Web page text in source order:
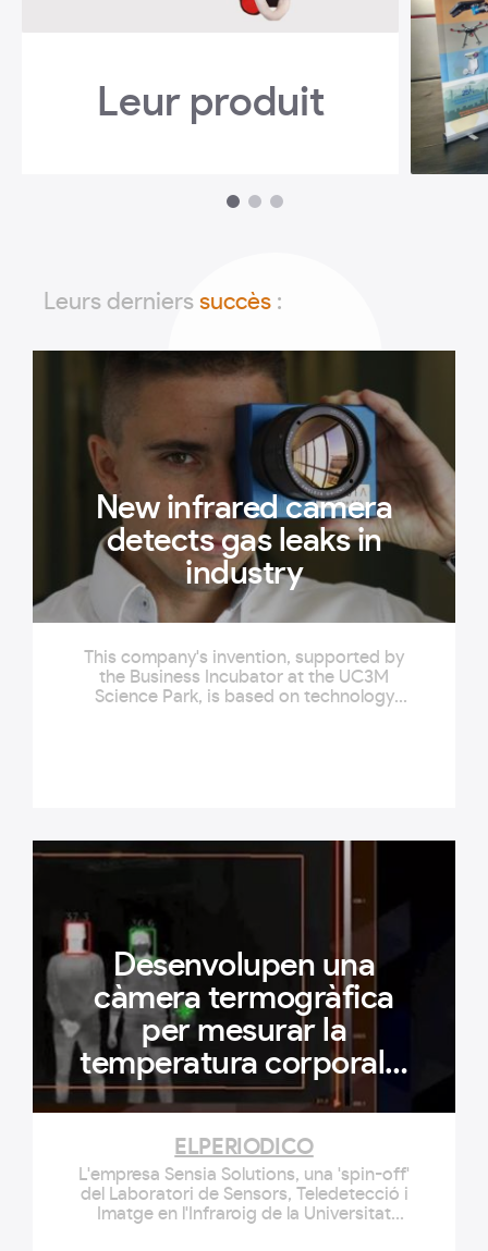
Leur produit
1 2 3
Leurs derniers succès :
New infrared camera
detects gas leaks in
industry
This company's invention, supported by
the Business Incubator at the UC3M
Science Park, is based on technology
radiation with longer wavelengths than
Desenvolupen una
càmera termogràfica
per mesurar la
temperatura corporal a
distància
ELPERIODICO
L'empresa Sensia Solutions, una 'spin-off'
del Laboratori de Sensors, Teledetecció i
Imatge en l'Infraroig de la Universitat